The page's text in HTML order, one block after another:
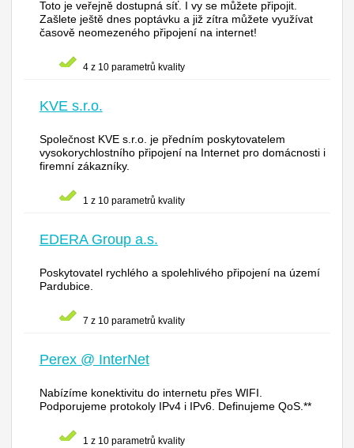
Toto je veřejně dostupná síť. I vy se můžete připojit.
Zašlete ještě dnes poptávku a již zítra můžete využívat
časově neomezeného připojení na internet!
4 z 10 parametrů kvality
KVE s.r.o.
Společnost KVE s.r.o. je předním poskytovatelem
vysokorychlostního připojení na Internet pro domácnosti i
firemní zákazníky.
1 z 10 parametrů kvality
EDERA Group a.s.
Poskytovatel rychlého a spolehlivého připojení na území
Pardubice.
7 z 10 parametrů kvality
Perex @ InterNet
Nabízíme konektivitu do internetu přes WIFI.
Podporujeme protokoly IPv4 i IPv6. Definujeme QoS.**
1 z 10 parametrů kvality